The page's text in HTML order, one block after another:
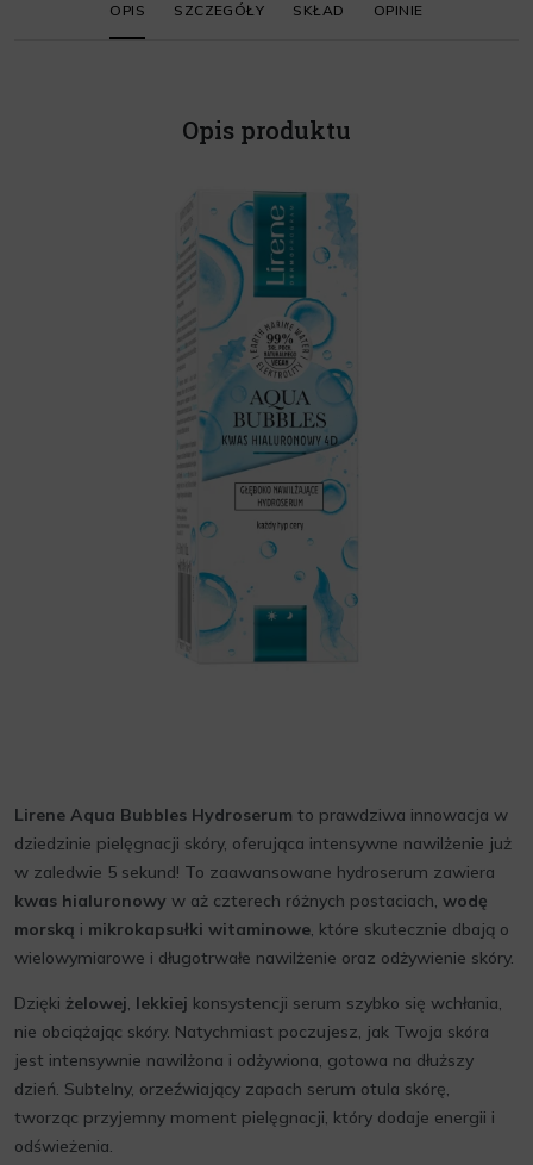
OPIS SZCZEGÓŁY SKŁAD OPINIE
Opis produktu
Lirene Aqua Bubbles Hydroserum to prawdziwa innowacja w
dziedzinie pielęgnacji skóry, oferująca intensywne nawilżenie już
w zaledwie 5 sekund! To zaawansowane hydroserum zawiera
kwas hialuronowy w aż czterech różnych postaciach, wodę
morską i mikrokapsułki witaminowe, które skutecznie dbają o
wielowymiarowe i długotrwałe nawilżenie oraz odżywienie skóry.
Dzięki żelowej, lekkiej konsystencji serum szybko się wchłania,
nie obciążając skóry. Natychmiast poczujesz, jak Twoja skóra
jest intensywnie nawilżona i odżywiona, gotowa na dłuższy
dzień. Subtelny, orzeźwiający zapach serum otula skórę,
tworząc przyjemny moment pielęgnacji, który dodaje energii i
odświeżenia.